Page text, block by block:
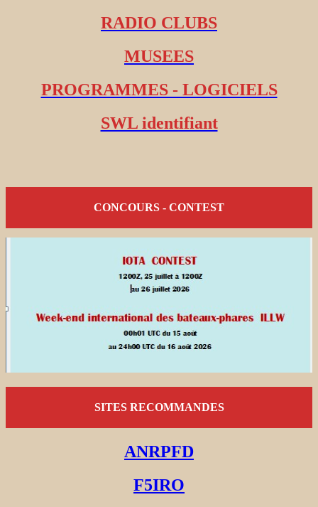
RADIO CLUBS
MUSEES
PROGRAMMES - LOGICIELS
SWL identifiant
CONCOURS - CONTEST
SITES RECOMMANDES
ANRPFD
F5IRO